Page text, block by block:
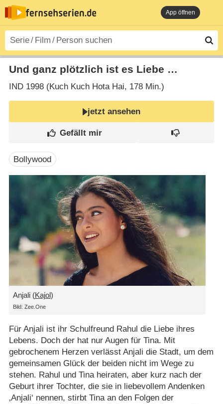
App öffnen
Und ganz plötzlich ist es Liebe …
IND1998 (Kuch Kuch Hota Hai‎, 178 Min.)
jetzt ansehen
Bollywood
Anjali (Kajol)
Bild: Zee.One
Für Anjali ist ihr Schulfreund Rahul die Liebe ihres
Lebens. Doch der hat nur Augen für Tina. Mit
gebrochenem Herzen verlässt Anjali die Stadt, um dem
gemeinsamen Glück der beiden nicht im Wege zu
stehen. Rahul und Tina heiraten, aber kurz nach der
Geburt ihrer Tochter, die sie in liebevollem Andenken
‚Anjali‘ nennen, stirbt Tina an den Folgen der